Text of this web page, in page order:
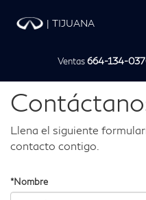
| TIJUANA
Ventas 664-134-
Llena el siguiente
contacto contigo.
*Nombre